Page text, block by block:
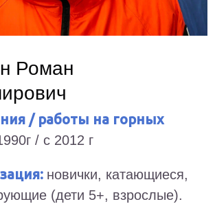
Роман
/ работы на горных
/ с 2012 г
новички, катающиеся,
(дети 5+, взрослые).